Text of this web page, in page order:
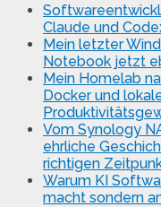
Claude und
Mein letzter
Notebook jetzt
Mein Homelab
Docker und
Vom Synology
ehrliche
richtigen
Warum KI
macht sondern